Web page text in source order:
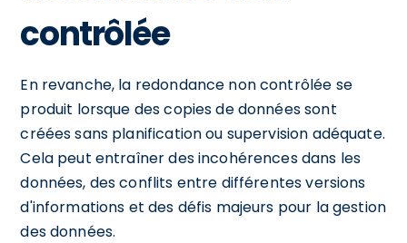
contrôlée
En revanche, la redondance non contrôlée se
produit lorsque des copies de données sont
créées sans planification ou supervision adéquate.
Cela peut entraîner des incohérences dans les
données, des conflits entre différentes versions
d'informations et des défis majeurs pour la gestion
des données.